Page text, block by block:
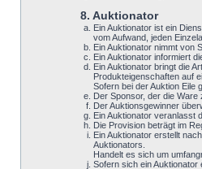
8. Auktionator
Ein Auktionator ist ein
vom Aufwand, jeden
Ein Auktionator nimmt von
Ein Auktionator informiert
Ein Auktionator bringt die
Produkteigenschaften auf
Sofern bei der Auktion Eile
Der Sponsor, der die
Der Auktionsgewinner
Ein Auktionator veranlasst
Die Provision beträgt im
Ein Auktionator erstellt
Auktionators.
Handelt es sich um
Sofern sich ein